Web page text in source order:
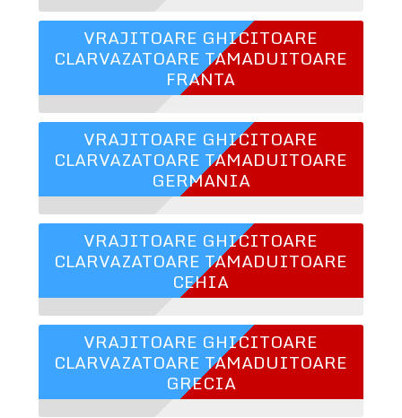
VRAJITOARE GHICITOARE
CLARVAZATOARE TAMADUITOARE
FRANTA
VRAJITOARE GHICITOARE
CLARVAZATOARE TAMADUITOARE
GERMANIA
VRAJITOARE GHICITOARE
CLARVAZATOARE TAMADUITOARE
CEHIA
VRAJITOARE GHICITOARE
CLARVAZATOARE TAMADUITOARE
GRECIA